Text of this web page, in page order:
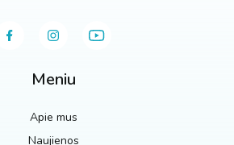
Meniu
Apie mus
Naujienos